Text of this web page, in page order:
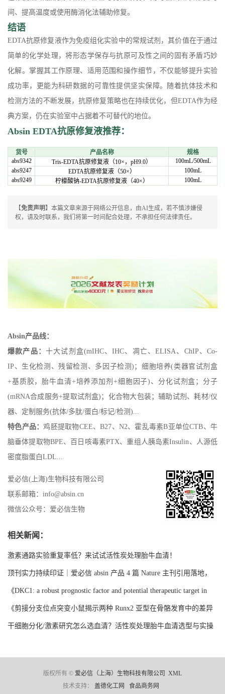
间、提高温度或使用酶消化法辅助修复。
结语
EDTA抗原修复液作为免疫组化实验中的常规试剂，其价值在于通过
简单的化学处理，将形态学保存与抗原可及性之间的固有矛盾巧妙
化解。掌握其工作原理、适用范围和操作细节，不仅能够提升实验
成功率，更能为科研数据的可靠性提供坚实保障。随着抗体技术和
检测方法的不断发展，抗原修复策略也在持续优化，但EDTA作为经
典方案，仍在实验室中占据着不可替代的地位。
Absin EDTA抗原修复液推荐：
货号 产品名称
规格
abs9342
Tris-EDTA抗原修复液（10×，pH9.0）
100mL/500mL
abs9247
EDTA抗原修复液（50×）
100mL
abs9249
柠檬酸钠-EDTA抗原修复液（40×） 100mL
【免责声明】本篇文章来源于网络公开信息，由AI生成，若不慎涉嫌侵
权，请及时联系，我们将第一时间配合处理，不承担任何法律责任。
Absin产品线：
爆款产品： 十大试剂盒(mIHC、IHC、凋亡、ELISA、ChIP、Co-
IP、生化检测、残留检测、多因子检测)；细胞培养(类器官试剂盒
+基质胶，胎牛血清+培养添加剂+细胞因子)、分化试剂盒；分子
(mRNA合成服务+提取试剂盒)；化合物大包装；辅助试剂、耗材/仪
器、定制服务(抗体/多肽/蛋白/标记/检测)...
特色产品：鸡胚提取物CEE、B27、N2、霍乱毒素B亚单位CTB、牛
脑垂体提取物BPE、百日咳毒素PTX、重组人胰岛素Insulin、人源低
密度脂蛋白LDL...
爱必信(上海)生物科技有限公司
联系邮箱：info@absin.cn
微信公众号：爱必信生物
相关新闻：
激素通路实验重复率低？来试试活性炭处理胎牛血清！
顶刊实力持续印证｜爱必信 absin 产品 4 篇 Nature 主刊引用落地，
全球文献引用总量突破 20000 + 篇
《DKC1: a robust prognostic factor and potential therapeutic target in
multiple myeloma》SCI 文献深度解析
《剪接分支位点突变小鼠揭示两种 Runx2 亚型在骨骼发育中的差异
化功能》文献深度解析
干细胞分化/激素研究怎么选血清？活性炭处理胎牛血清选型与实操
版权所有 © 爱必信（上海）生物科技有限公司 XML
技术支持： 盖德化工网 食品商务网